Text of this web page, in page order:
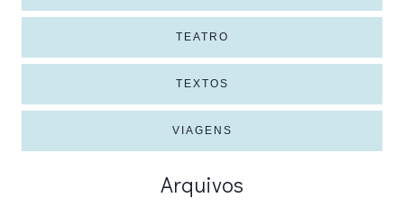
TEATRO
TEXTOS
VIAGENS
Arquivos